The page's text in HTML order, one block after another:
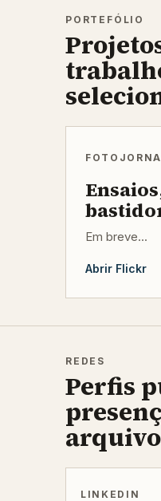
PORTEFÓLIO
Em breve...
Abrir Flickr
REDES
Perfis
LINKEDIN